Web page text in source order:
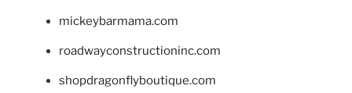
mickeybarmama.com
roadwayconstructioninc.com
shopdragonflyboutique.com